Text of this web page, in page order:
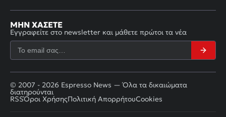
ΜΗΝ ΧΆΣΕΤΕ
Εγγραφείτε στο newsletter και μάθετε πρώτοι τα νέα
© 2007 - 2026 Espresso News — Όλα τα δικαιώματα
διατηρούνται
RSSΌροι ΧρήσηςΠολιτική ΑπορρήτουCookies